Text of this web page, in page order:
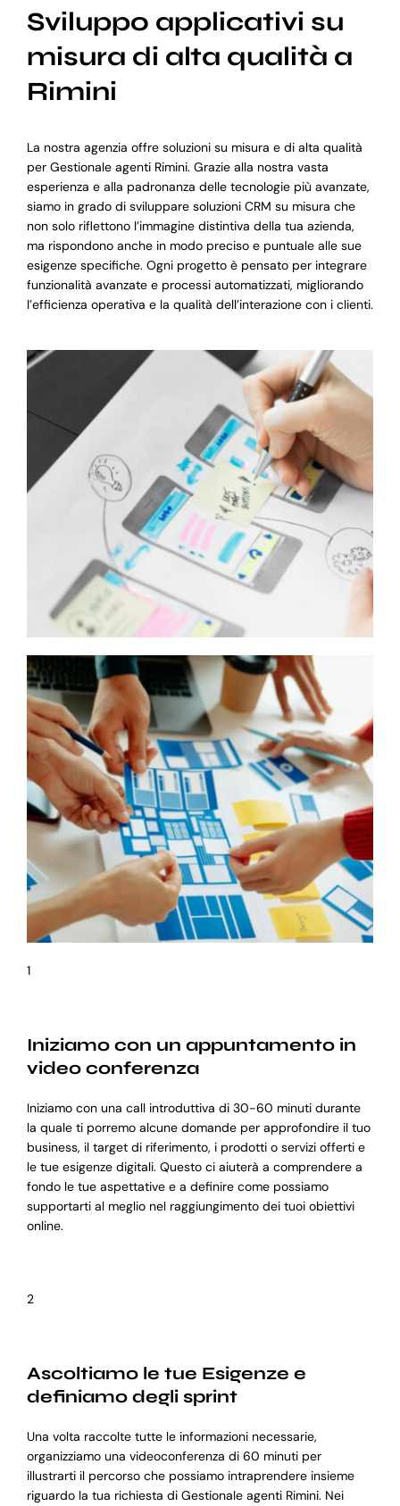
Sviluppo applicativi su
misura di alta qualità a
Rimini
La nostra agenzia offre soluzioni su misura e di alta qualità
per Gestionale agenti Rimini. Grazie alla nostra vasta
esperienza e alla padronanza delle tecnologie più avanzate,
siamo in grado di sviluppare soluzioni CRM su misura che
non solo riflettono l’immagine distintiva della tua azienda,
ma rispondono anche in modo preciso e puntuale alle sue
esigenze specifiche. Ogni progetto è pensato per integrare
funzionalità avanzate e processi automatizzati, migliorando
l’efficienza operativa e la qualità dell’interazione con i clienti.
1
Iniziamo con un appuntamento in
video conferenza
Iniziamo con una call introduttiva di 30-60 minuti durante
la quale ti porremo alcune domande per approfondire il tuo
business, il target di riferimento, i prodotti o servizi offerti e
le tue esigenze digitali. Questo ci aiuterà a comprendere a
fondo le tue aspettative e a definire come possiamo
supportarti al meglio nel raggiungimento dei tuoi obiettivi
online.
2
Ascoltiamo le tue Esigenze e
definiamo degli sprint
Una volta raccolte tutte le informazioni necessarie,
organizziamo una videoconferenza di 60 minuti per
illustrarti il percorso che possiamo intraprendere insieme
riguardo la tua richiesta di Gestionale agenti Rimini. Nei